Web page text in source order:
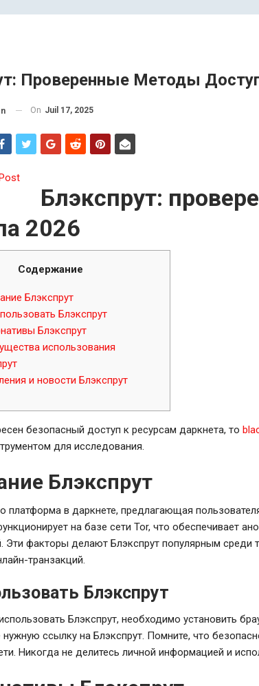
Проверенные Методы
On Juil 17, 2025
Блэкспрут:
2026
Содержание
Блэкспрут
Блэкспрут
Блэкспрут
использования
и новости Блэкспрут
безопасный доступ к ресурсам даркнета, то
для исследования.
Блэкспрут
платформа в даркнете, предлагающая
на базе сети Tor, что обеспечивает
Эти факторы делают Блэкспрут популярным среди
транзакций.
Блэкспрут
Блэкспрут, необходимо установить
нужную ссылку на Блэкспрут. Помните, что
Никогда не делитесь личной информацией и